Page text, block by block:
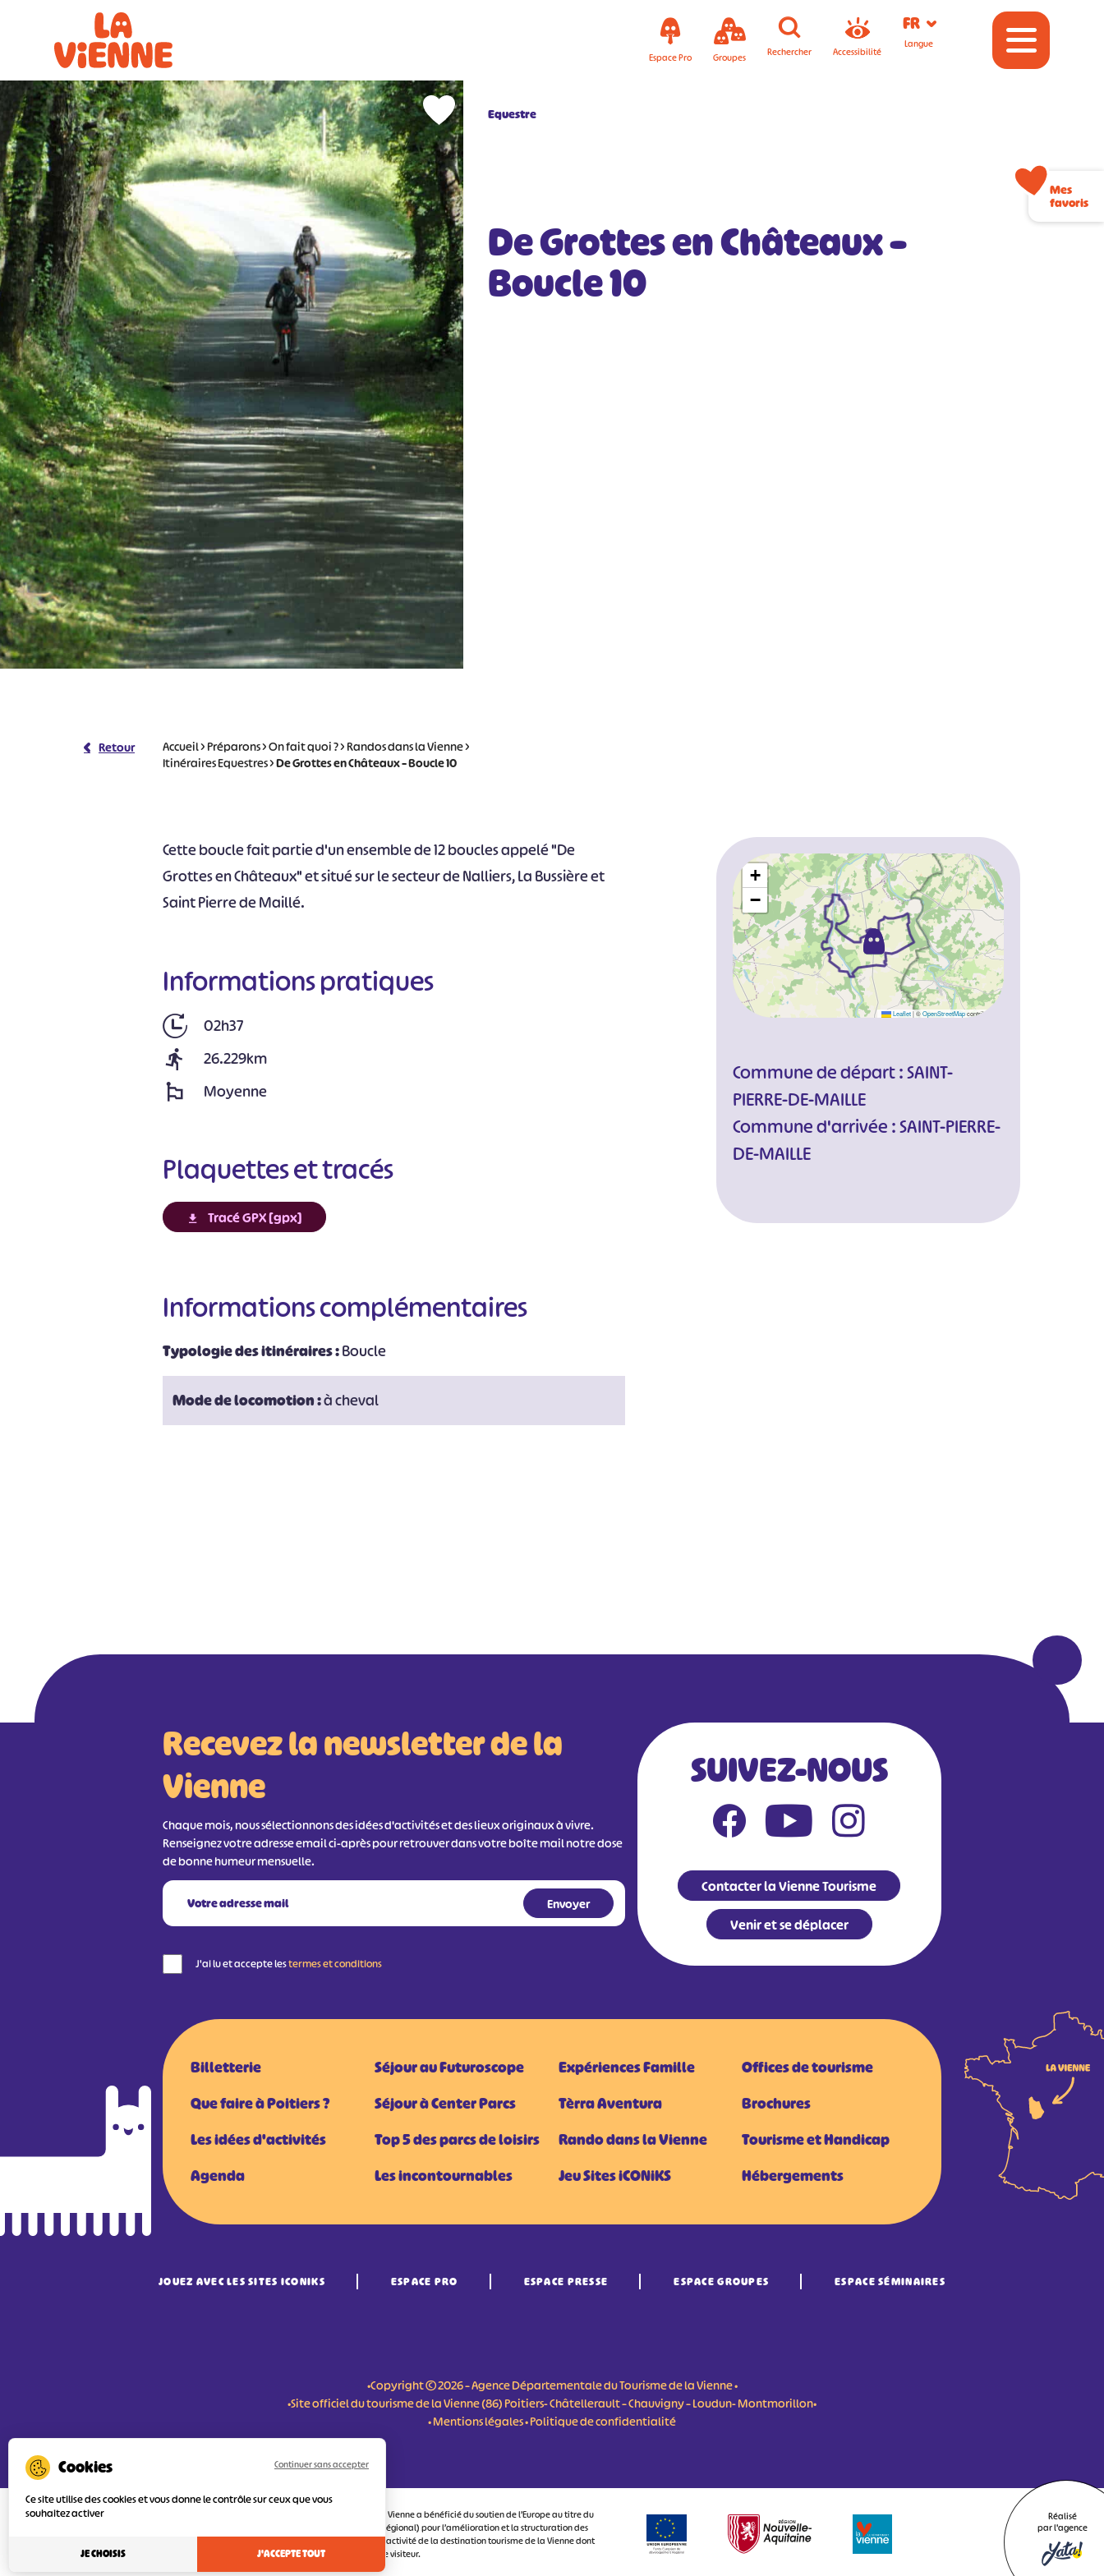
Espace Pro Groupes Rechercher Accessibilité
FR
Langue
Equestre
De Grottes en Châteaux –
Boucle 10
Retour Accueil>Préparons>On fait quoi ?>Randos dans la Vienne>
Itinéraires Equestres>De Grottes en Châteaux – Boucle 10
Cette boucle fait partie d'un ensemble de 12 boucles appelé "De
Grottes en Châteaux" et situé sur le secteur de Nalliers, La Bussière et
Saint Pierre de Maillé.
Informations pratiques
02h37
26.229km
Moyenne
Plaquettes et tracés
Tracé GPX [gpx]
Informations complémentaires
Typologie des itinéraires :Boucle
Mode de locomotion :à cheval
+
−
Leaflet|©OpenStreetMapcontributors
Commune de départ : SAINT-
PIERRE-DE-MAILLE
Commune d'arrivée : SAINT-PIERRE-
DE-MAILLE
Recevez la newsletter de la
Vienne
Chaque mois, nous sélectionnons des idées d'activités et des lieux originaux à vivre.
Renseignez votre adresse email ci-après pour retrouver dans votre boîte mail notre dose
de bonne humeur mensuelle.
J'ai lu et accepte lestermes et conditions
SUIVEZ-NOUS
Contacter la Vienne Tourisme
Venir et se déplacer
Billetterie
Que faire à Poitiers ?
Les idées d'activités
Agenda
Séjour au Futuroscope
Séjour à Center Parcs
Top 5 des parcs de loisirs
Les incontournables
Expériences Famille
Tèrra Aventura
Rando dans la Vienne
Jeu Sites iCONiKS
Offices de tourisme
Brochures
Tourisme et Handicap
Hébergements
JOUEZ AVEC LES SITES ICONIKS ESPACE PRO ESPACE PRESSE ESPACE GROUPES ESPACE SÉMINAIRES
•Copyright © 2026 – Agence Départementale du Tourisme de la Vienne •
•Site officiel du tourisme de la Vienne (86) Poitiers- Châtellerault – Chauvigny – Loudun- Montmorillon•
•Mentions légales•Politique de confidentialité
RÉSERVER MES BILLETS
L'Agence Départementale de Tourisme de la Vienne a bénéficié du soutien de l’Europe au titre du
FEDER (Fonds Européen de développement Régional) pour l’amélioration et la structuration des
services numériques pour une meilleure attractivité de la destination tourisme de la Vienne dont
l’objectif principal est d’orienter au mieux le visiteur.
Réalisé
par l'agence
Mes
favoris
Panneau de gestion des cookies
Ce site utilise des cookies et vous donne le contrôle sur ceux que vous
souhaitez activer
J'ACCEPTE TOUT
Continuer sans accepter
JE CHOISIS